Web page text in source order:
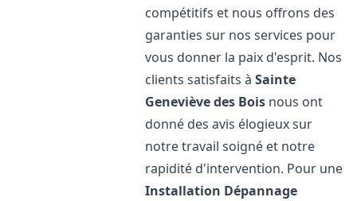
compétitifs et nous offrons des
garanties sur nos services pour
vous donner la paix d'esprit. Nos
clients satisfaits àSainte
Geneviève des Bois nous ont
donné des avis élogieux sur
notre travail soigné et notre
rapidité d'intervention. Pour une
Installation Dépannage